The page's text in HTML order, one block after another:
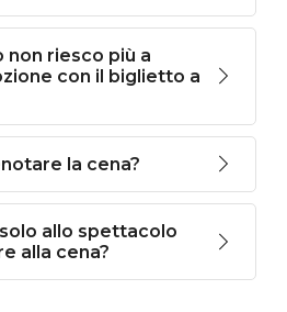
non riesco più a
con il biglietto a
la cena?
allo spettacolo
alla cena?